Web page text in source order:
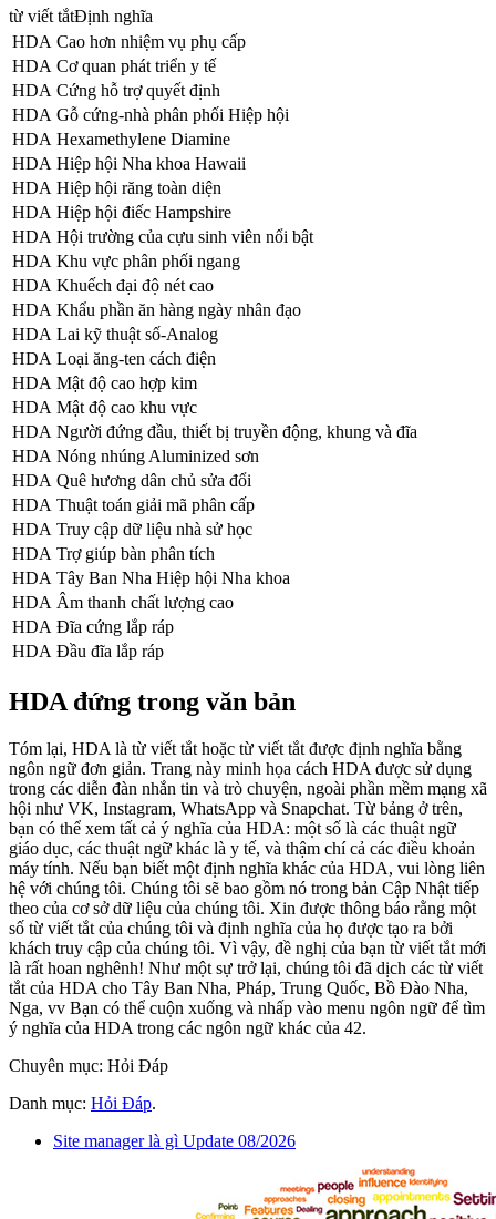
từ viết tắtĐịnh nghĩa
HDA Cao hơn nhiệm vụ phụ cấp
HDA Cơ quan phát triển y tế
HDA Cứng hỗ trợ quyết định
HDA Gỗ cứng-nhà phân phối Hiệp hội
HDA Hexamethylene Diamine
HDA Hiệp hội Nha khoa Hawaii
HDA Hiệp hội răng toàn diện
HDA Hiệp hội điếc Hampshire
HDA Hội trường của cựu sinh viên nổi bật
HDA Khu vực phân phối ngang
HDA Khuếch đại độ nét cao
HDA Khẩu phần ăn hàng ngày nhân đạo
HDA Lai kỹ thuật số-Analog
HDA Loại ăng-ten cách điện
HDA Mật độ cao hợp kim
HDA Mật độ cao khu vực
HDA Người đứng đầu, thiết bị truyền động, khung và đĩa
HDA Nóng nhúng Aluminized sơn
HDA Quê hương dân chủ sửa đổi
HDA Thuật toán giải mã phân cấp
HDA Truy cập dữ liệu nhà sử học
HDA Trợ giúp bàn phân tích
HDA Tây Ban Nha Hiệp hội Nha khoa
HDA Âm thanh chất lượng cao
HDA Đĩa cứng lắp ráp
HDA Đầu đĩa lắp ráp
HDA đứng trong văn bản
Tóm lại, HDA là từ viết tắt hoặc từ viết tắt được định nghĩa bằng
ngôn ngữ đơn giản. Trang này minh họa cách HDA được sử dụng
trong các diễn đàn nhắn tin và trò chuyện, ngoài phần mềm mạng xã
hội như VK, Instagram, WhatsApp và Snapchat. Từ bảng ở trên,
bạn có thể xem tất cả ý nghĩa của HDA: một số là các thuật ngữ
giáo dục, các thuật ngữ khác là y tế, và thậm chí cả các điều khoản
máy tính. Nếu bạn biết một định nghĩa khác của HDA, vui lòng liên
hệ với chúng tôi. Chúng tôi sẽ bao gồm nó trong bản Cập Nhật tiếp
theo của cơ sở dữ liệu của chúng tôi. Xin được thông báo rằng một
số từ viết tắt của chúng tôi và định nghĩa của họ được tạo ra bởi
khách truy cập của chúng tôi. Vì vậy, đề nghị của bạn từ viết tắt mới
là rất hoan nghênh! Như một sự trở lại, chúng tôi đã dịch các từ viết
tắt của HDA cho Tây Ban Nha, Pháp, Trung Quốc, Bồ Đào Nha,
Nga, vv Bạn có thể cuộn xuống và nhấp vào menu ngôn ngữ để tìm
ý nghĩa của HDA trong các ngôn ngữ khác của 42.
Chuyên mục: Hỏi Đáp
Danh mục: Hỏi Đáp.
Site manager là gì Update 08/2026